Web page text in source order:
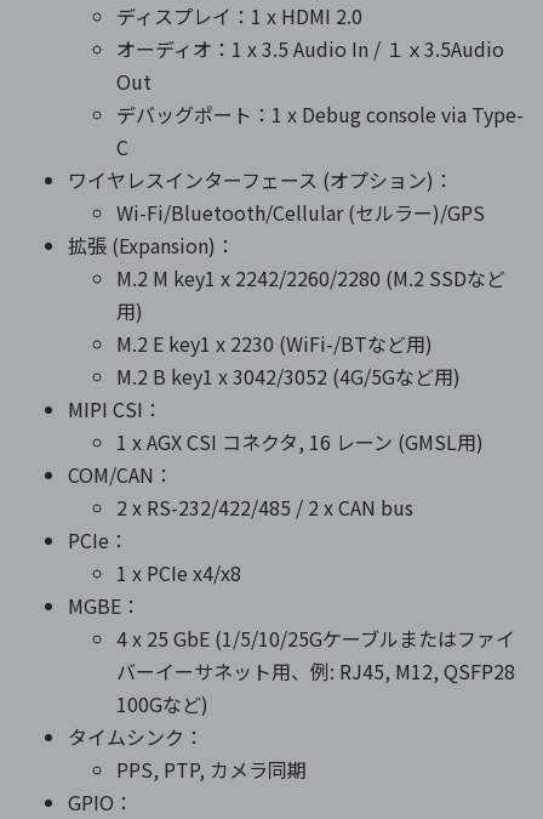
ディスプレイ：1 x HDMI 2.0
オーディオ：1 x 3.5 Audio In / １ｘ3.5Audio
Out
デバッグポート：1 x Debug console via Type-
C
ワイヤレスインターフェース (オプション)：
Wi-Fi/Bluetooth/Cellular (セルラー)/GPS
拡張 (Expansion)：
M.2 M key1 x 2242/2260/2280 (M.2 SSDなど
用)
M.2 E key1 x 2230 (WiFi-/BTなど用)
M.2 B key1 x 3042/3052 (4G/5Gなど用)
MIPI CSI：
1 x AGX CSI コネクタ, 16 レーン (GMSL用)
COM/CAN：
2 x RS-232/422/485 / 2 x CAN bus
PCIe：
1 x PCIe x4/x8
MGBE：
4 x 25 GbE (1/5/10/25Gケーブルまたはファイ
バーイーサネット用、例: RJ45, M12, QSFP28
100Gなど)
タイムシンク：
PPS, PTP, カメラ同期
GPIO：